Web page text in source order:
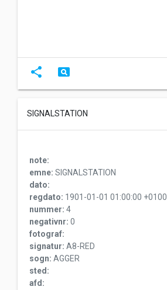
share pageview
SIGNALSTATION
note:
emne: SIGNALSTATION
dato:
regdato: 1901-01-01 01:00:00 +0100
nummer: 4
negativnr: 0
fotograf:
signatur: A8-RED
sogn: AGGER
sted:
afd: